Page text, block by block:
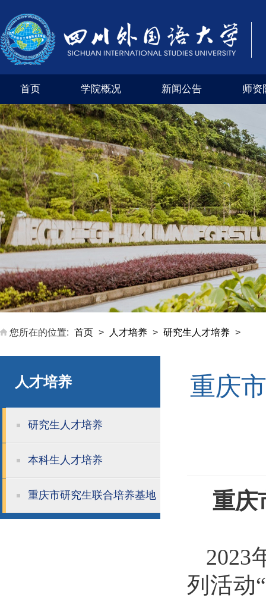
首页 学院概况 新闻公告 师资
学院风采 外交外事市级实验教学示范中心（四
您所在的位置: 首页 > 人才培养 > 研究生人才培养 >
人才培养
研究生人才培养
本科生人才培养
重庆市研究生联合培养基地
重庆
重庆
2023
列活动